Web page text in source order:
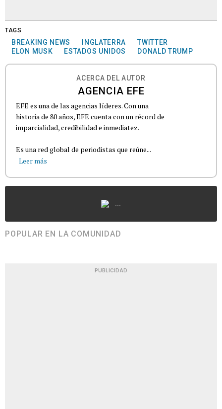
TAGS
BREAKING NEWS INGLATERRA
TWITTER
ELON MUSK
ESTADOS UNIDOS DONALD TRUMP
ACERCA DEL AUTOR
AGENCIA EFE
EFE es una de las agencias líderes. Con una
historia de 80 años, EFE cuenta con un récord de
imparcialidad, credibilidad e inmediatez.
Es una red global de periodistas que reúne...
Leer más
...
POPULAR EN LA COMUNIDAD
PUBLICIDAD